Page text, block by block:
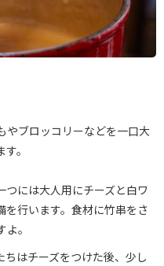
やブロッコリーなどを一口大
。
には大人用にチーズと白ワ
を行います。食材に竹串をさ
。
はチーズをつけた後、少し